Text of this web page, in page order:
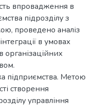
впровадження в
підрозділу з
проведено аналіз
в умовах
підприємства. Метою
створення
управління